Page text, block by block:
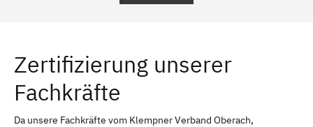
Erlangen Bamberg
Bayreuth
Zertifizierung unserer
Fachkräfte
Da unsere Fachkräfte vom Klempner Verband Oberach,